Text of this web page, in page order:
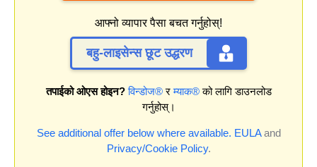
आफ्नो व्यापार पैसा बचत गर्नुहोस्!
बहु-लाइसेन्स छूट उद्धरण
तपाईको ओएस होइन? विन्डोज®रम्याक®को लागि डाउनलोड
गर्नुहोस्।
See additional offer below where available. EULAand
Privacy/Cookie Policy.